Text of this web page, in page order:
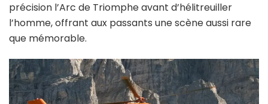
précision l’Arc de Triomphe avant d’hélitreuiller
l’homme, offrant aux passants une scène aussi rare
que mémorable.